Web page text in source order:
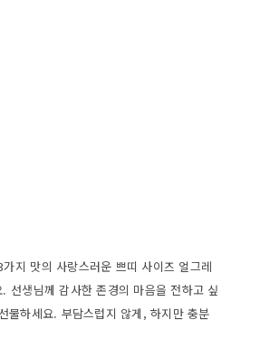
지 맛의 사랑스러운 쁘띠 사이즈 얼그레
선생님께 감사한 존경의 마음을 전하고 싶
물하세요. 부담스럽지 않게, 하지만 충분